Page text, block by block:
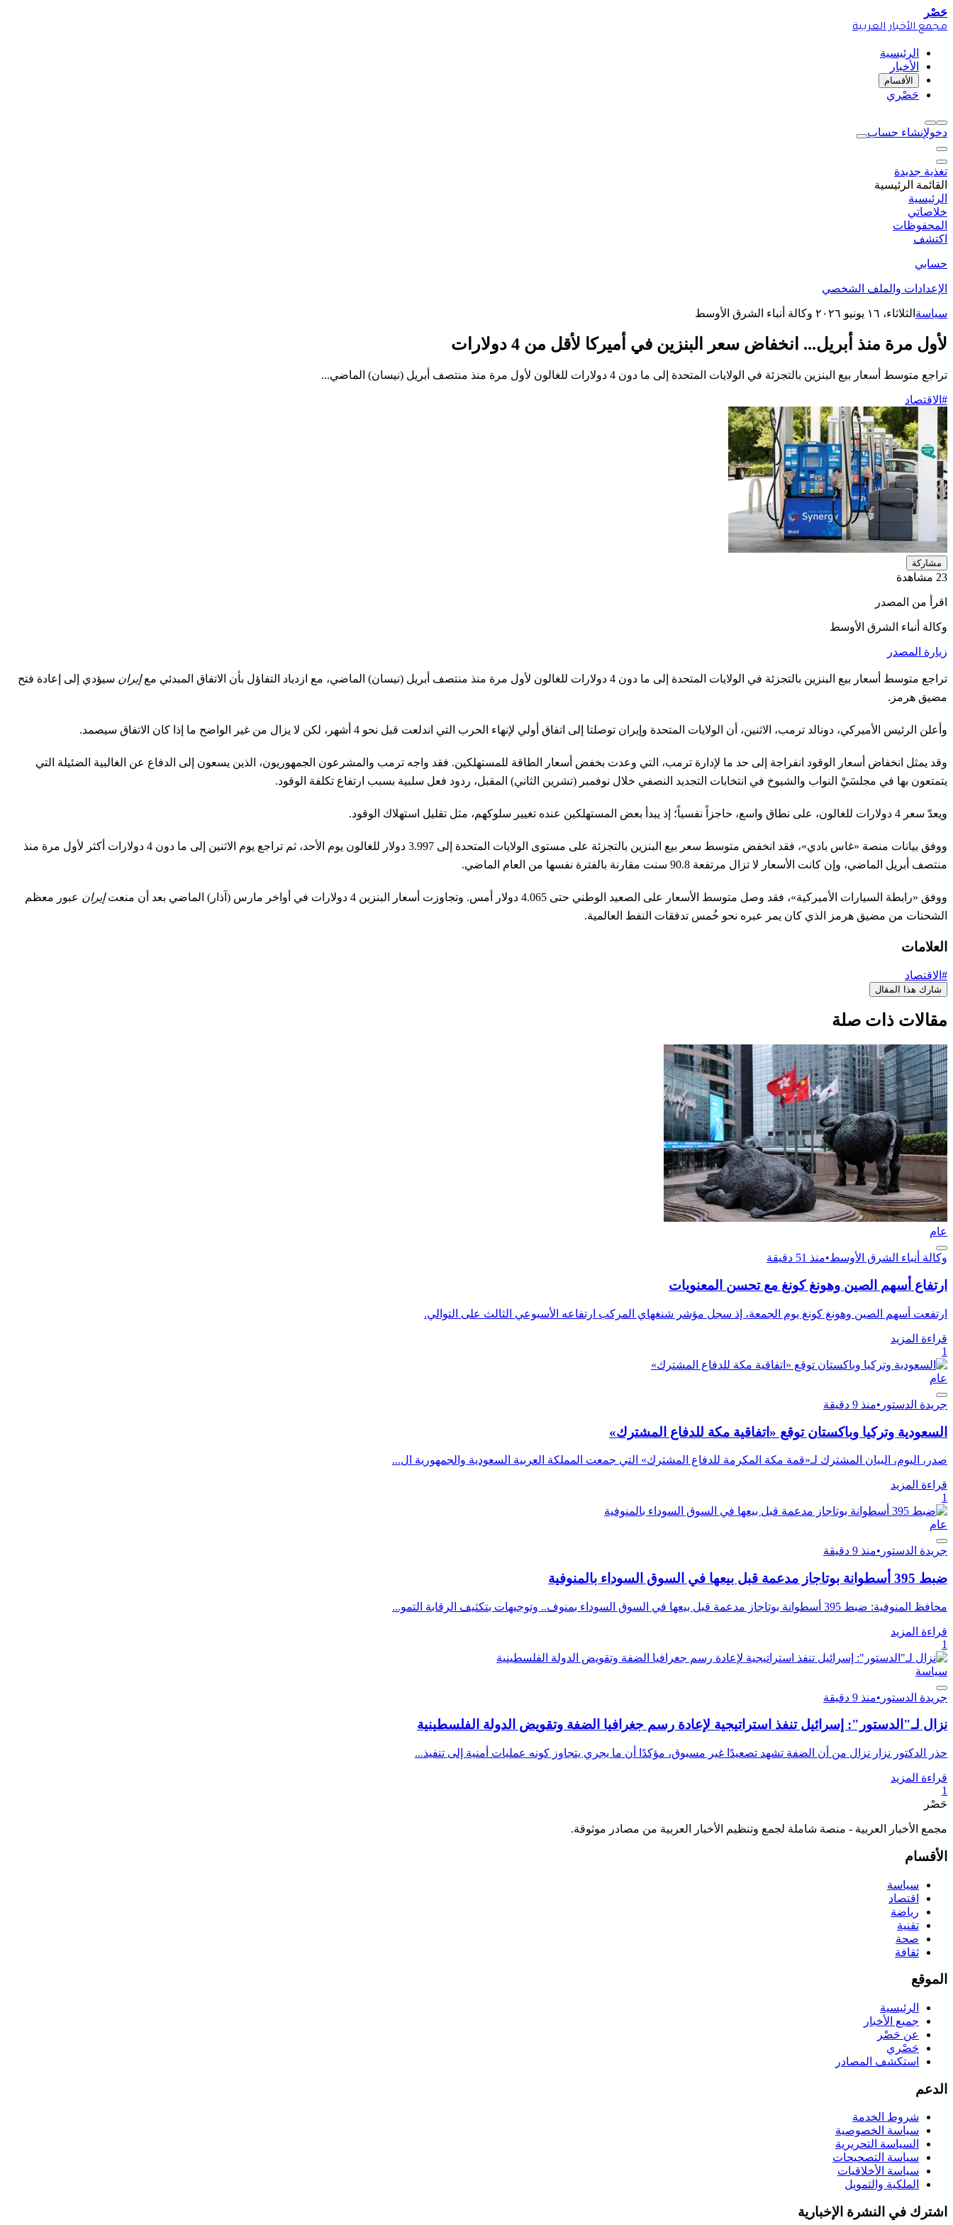
حَصْر
مجمع الأخبار العربية
الرئيسية
الأخبار
الأقسام
حَصْري
دخولإنشاء حساب
تغذية جديدة
القائمة الرئيسية
الرئيسية
خلاصاتي
المحفوظات
اكتشف
حسابي
الإعدادات والملف الشخصي
سياسة الثلاثاء، ١٦ يونيو ٢٠٢٦ وكالة أنباء الشرق الأوسط
لأول مرة منذ أبريل... انخفاض سعر البنزين في أميركا لأقل من 4 دولارات
تراجع متوسط أسعار بيع البنزين بالتجزئة في الولايات المتحدة إلى ما دون 4 دولارات للغالون لأول مرة منذ منتصف أبريل (نيسان) الماضي...
#الاقتصاد
مشاركة
23 مشاهدة
اقرأ من المصدر
وكالة أنباء الشرق الأوسط
زيارة المصدر
تراجع متوسط أسعار بيع البنزين بالتجزئة في الولايات المتحدة إلى ما دون 4 دولارات للغالون لأول مرة منذ منتصف أبريل (نيسان) الماضي، مع ازدياد التفاؤل بأن الاتفاق المبدئي مع إيران سيؤدي إلى إعادة فتح
مضيق هرمز.
وأعلن الرئيس الأميركي، دونالد ترمب، الاثنين، أن الولايات المتحدة وإيران توصلتا إلى اتفاق أولي لإنهاء الحرب التي اندلعت قبل نحو 4 أشهر، لكن لا يزال من غير الواضح ما إذا كان الاتفاق سيصمد.
وقد يمثل انخفاض أسعار الوقود انفراجة إلى حد ما لإدارة ترمب، التي وعدت بخفض أسعار الطاقة للمستهلكين. فقد واجه ترمب والمشرعون الجمهوريون، الذين يسعون إلى الدفاع عن الغالبية الضئيلة التي
يتمتعون بها في مجلسَيْ النواب والشيوخ في انتخابات التجديد النصفي خلال نوفمبر (تشرين الثاني) المقبل، ردود فعل سلبية بسبب ارتفاع تكلفة الوقود.
ويعدّ سعر 4 دولارات للغالون، على نطاق واسع، حاجزاً نفسياً؛ إذ يبدأ بعض المستهلكين عنده تغيير سلوكهم، مثل تقليل استهلاك الوقود.
ووفق بيانات منصة «غاس بادي»، فقد انخفض متوسط سعر بيع البنزين بالتجزئة على مستوى الولايات المتحدة إلى 3.997 دولار للغالون يوم الأحد، ثم تراجع يوم الاثنين إلى ما دون 4 دولارات أكثر لأول مرة منذ
منتصف أبريل الماضي، وإن كانت الأسعار لا تزال مرتفعة 90.8 سنت مقارنة بالفترة نفسها من العام الماضي.
ووفق «رابطة السيارات الأميركية»، فقد وصل متوسط الأسعار على الصعيد الوطني حتى 4.065 دولار أمس. وتجاوزت أسعار البنزين 4 دولارات في أواخر مارس (آذار) الماضي بعد أن منعت إيران عبور معظم
الشحنات من مضيق هرمز الذي كان يمر عبره نحو خُمس تدفقات النفط العالمية.
العلامات
#الاقتصاد
شارك هذا المقال
مقالات ذات صلة
عام
وكالة أنباء الشرق الأوسط•منذ 51 دقيقة
ارتفاع أسهم الصين وهونغ كونغ مع تحسن المعنويات
ارتفعت أسهم الصين وهونغ كونغ يوم الجمعة، إذ سجل مؤشر شنغهاي المركب ارتفاعه الأسبوعي الثالث على التوالي.
قراءة المزيد
1
عام
جريدة الدستور •منذ 9 دقيقة
السعودية وتركيا وباكستان توقع «اتفاقية مكة للدفاع المشترك»
صدر، اليوم، البيان المشترك لـ«قمة مكة المكرمة للدفاع المشترك» التي جمعت المملكة العربية السعودية والجمهورية ال...
قراءة المزيد
1
عام
جريدة الدستور •منذ 9 دقيقة
ضبط 395 أسطوانة بوتاجاز مدعمة قبل بيعها في السوق السوداء بالمنوفية
محافظ المنوفية: ضبط 395 أسطوانة بوتاجاز مدعمة قبل بيعها في السوق السوداء بمنوف.. وتوجيهات بتكثيف الرقابة التمو...
قراءة المزيد
1
سياسة
جريدة الدستور •منذ 9 دقيقة
نزال لـ"الدستور": إسرائيل تنفذ استراتيجية لإعادة رسم جغرافيا الضفة وتقويض الدولة الفلسطينية
حذر الدكتور نزار نزال من أن الضفة تشهد تصعيدًا غير مسبوق، مؤكدًا أن ما يجري يتجاوز كونه عمليات أمنية إلى تنفيذ...
قراءة المزيد
1
حَصْر
مجمع الأخبار العربية - منصة شاملة لجمع وتنظيم الأخبار العربية من مصادر موثوقة.
الأقسام
سياسة
اقتصاد
رياضة
تقنية
صحة
ثقافة
الموقع
الرئيسية
جميع الأخبار
عن حَصْر
حَصْري
استكشف المصادر
الدعم
شروط الخدمة
سياسة الخصوصية
السياسة التحريرية
سياسة التصحيحات
سياسة الأخلاقيات
الملكية والتمويل
اشترك في النشرة الإخبارية